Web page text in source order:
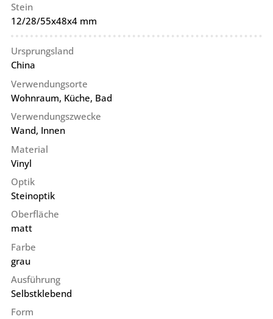
Stein
12/28/55x48x4 mm
Ursprungsland
China
Verwendungsorte
Wohnraum, Küche, Bad
Verwendungszwecke
Wand, Innen
Material
Vinyl
Optik
Steinoptik
Oberfläche
matt
Farbe
grau
Ausführung
Selbstklebend
Form